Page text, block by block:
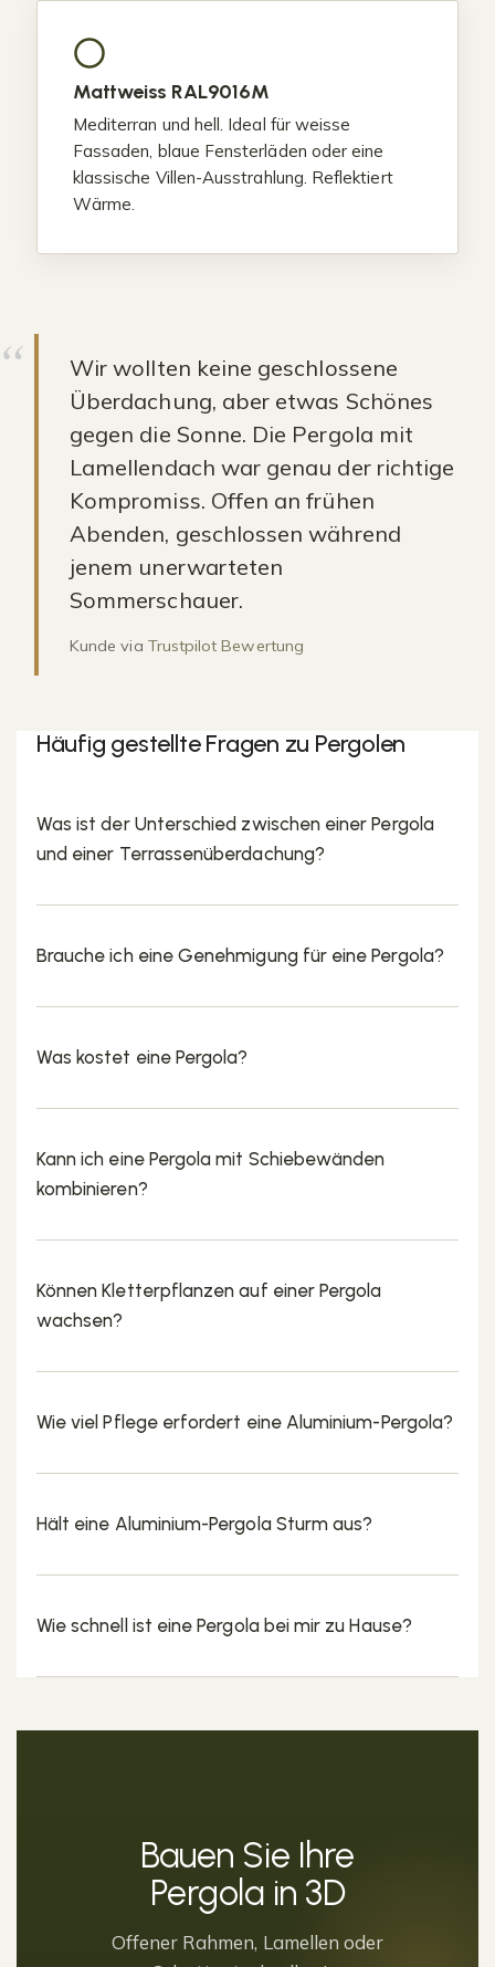
Mattweiss RAL9016M
Mediterran und hell. Ideal für weisse
Fassaden, blaue Fensterläden oder eine
klassische Villen-Ausstrahlung. Reflektiert
Wärme.
Wir wollten keine geschlossene
Überdachung, aber etwas Schönes
gegen die Sonne. Die Pergola mit
Lamellendach war genau der richtige
Kompromiss. Offen an frühen
Abenden, geschlossen während
jenem unerwarteten
Sommerschauer.
Kunde via Trustpilot Bewertung
Häufig gestellte Fragen zu Pergolen
Was ist der Unterschied zwischen einer Pergola
und einer Terrassenüberdachung?
Brauche ich eine Genehmigung für eine Pergola?
Was kostet eine Pergola?
Kann ich eine Pergola mit Schiebewänden
kombinieren?
Können Kletterpflanzen auf einer Pergola
wachsen?
Wie viel Pflege erfordert eine Aluminium-Pergola?
Hält eine Aluminium-Pergola Sturm aus?
Wie schnell ist eine Pergola bei mir zu Hause?
Bauen Sie Ihre
Pergola in 3D
Offener Rahmen, Lamellen oder